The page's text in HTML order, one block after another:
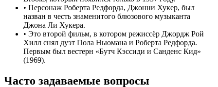
• Персонаж Роберта Редфорда, Джонни Хукер, был
назван в честь знаменитого блюзового музыканта
Джона Ли Хукера.
• Это второй фильм, в котором режиссёр Джордж Рой
Хилл снял дуэт Пола Ньюмана и Роберта Редфорда.
Первым был вестерн «Бутч Кэссиди и Санденс Кид»
(1969).
Часто задаваемые вопросы